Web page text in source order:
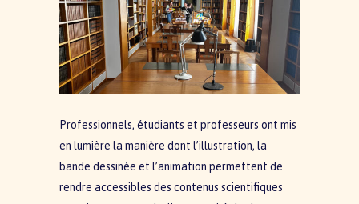
Professionnels, étudiants et professeurs ont mis
en lumière la manière dont l’illustration, la
bande dessinée et l’animation permettent de
rendre accessibles des contenus scientifiques